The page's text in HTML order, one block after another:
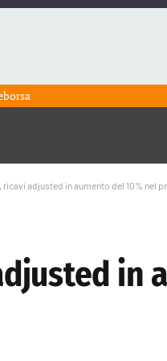
ricavi adjusted in aumento del 10% nel
in